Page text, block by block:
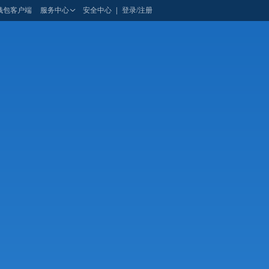
包客户端 服务中心 安全中心 登录/注册